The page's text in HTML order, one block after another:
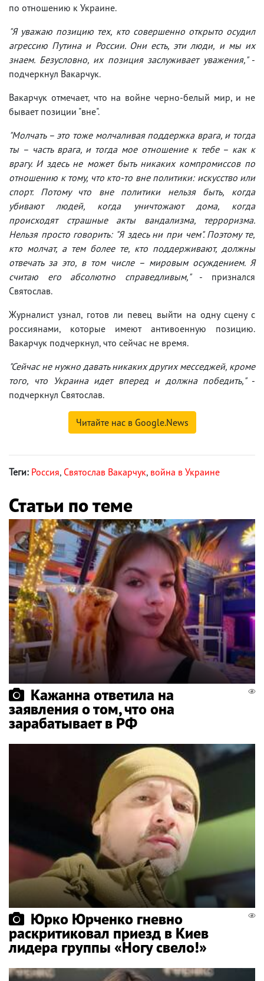
по отношению к Украине.
"Я уважаю позицию тех, кто совершенно открыто осудил
агрессию Путина и России. Они есть, эти люди, и мы их
знаем. Безусловно, их позиция заслуживает уважения,"-
подчеркнул Вакарчук.
Вакарчук отмечает, что на войне черно-белый мир, и не
бывает позиции "вне".
"Молчать – это тоже молчаливая поддержка врага, и тогда
ты – часть врага, и тогда мое отношение к тебе – как к
врагу. И здесь не может быть никаких компромиссов по
отношению к тому, что кто-то вне политики: искусство или
спорт. Потому что вне политики нельзя быть, когда
убивают людей, когда уничтожают дома, когда
происходят страшные акты вандализма, терроризма.
Нельзя просто говорить: "Я здесь ни при чем". Поэтому те,
кто молчат, а тем более те, кто поддерживают, должны
отвечать за это, в том числе – мировым осуждением. Я
считаю его абсолютно справедливым,"- признался
Святослав.
Журналист узнал, готов ли певец выйти на одну сцену с
россиянами, которые имеют антивоенную позицию.
Вакарчук подчеркнул, что сейчас не время.
"Сейчас не нужно давать никаких других месседжей, кроме
того, что Украина идет вперед и должна победить,"-
подчеркнул Святослав.
Читайте нас в Google.News
Теги: Россия, Святослав Вакарчук, война в Украине
Статьи по теме
Кажанна ответила на
заявления о том, что она
зарабатывает в РФ
Юрко Юрченко гневно
раскритиковал приезд в Киев
лидера группы «Ногу свело!»